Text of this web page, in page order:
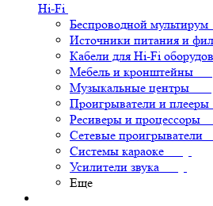
Hi-Fi
Беспроводной мультирум
Источники питания и
Кабели для Hi-Fi
Мебель и кронштейны
Музыкальные центры
Проигрыватели и плееры
Ресиверы и процессоры
Сетевые проигрыватели
Системы караоке
Усилители звука
Еще